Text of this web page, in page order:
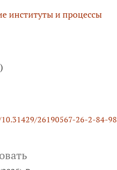
институты и процессы
26190567-26-2-84-98